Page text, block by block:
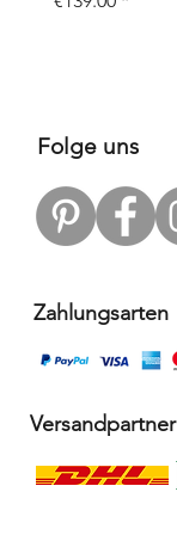
Folge uns
Zahlungsarten
Versandpartner